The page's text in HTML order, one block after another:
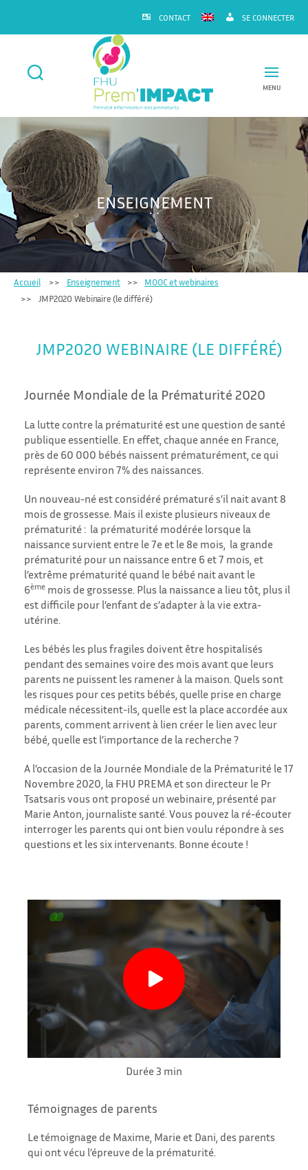
CONTACT SE CONNECTER
FHU
MENU
ENSEIGNEMENT
Accueil Enseignement
MOOC et webinaires
JMP2020 Webinaire (le différé)
JMP2020 WEBINAIRE (LE DIFFÉRÉ)
Journée Mondiale de la Prématurité 2020
La lutte contre la prématurité est une question de santé
publique essentielle. En effet, chaque année en France,
près de 60 000 bébés naissent prématurément, ce qui
représente environ 7% des naissances.
Un nouveau-né est considéré prématuré s’il nait avant 8
mois de grossesse. Mais il existe plusieurs niveaux de
prématurité : la prématurité modérée lorsque la
naissance survient entre le 7e et le 8e mois, la grande
prématurité pour un naissance entre 6 et 7 mois, et
l’extrême prématurité quand le bébé nait avant le
6ème mois de grossesse. Plus la naissance a lieu tôt, plus il
est difficile pour l’enfant de s’adapter à la vie extra-
utérine.
Les bébés les plus fragiles doivent être hospitalisés
pendant des semaines voire des mois avant que leurs
parents ne puissent les ramener à la maison. Quels sont
les risques pour ces petits bébés, quelle prise en charge
médicale nécessitent-ils, quelle est la place accordée aux
parents, comment arrivent à lien créer le lien avec leur
bébé, quelle est l’importance de la recherche ?
A l’occasion de la Journée Mondiale de la Prématurité le 17
Novembre 2020, la FHU PREMA et son directeur le Pr
Tsatsaris vous ont proposé un webinaire, présenté par
Marie Anton, journaliste santé. Vous pouvez la ré-écouter
interroger les parents qui ont bien voulu répondre à ses
questions et les six intervenants. Bonne écoute !
Durée 3 min
Témoignages de parents
Le témoignage de Maxime, Marie et Dani, des parents
qui ont vécu l’épreuve de la prématurité.